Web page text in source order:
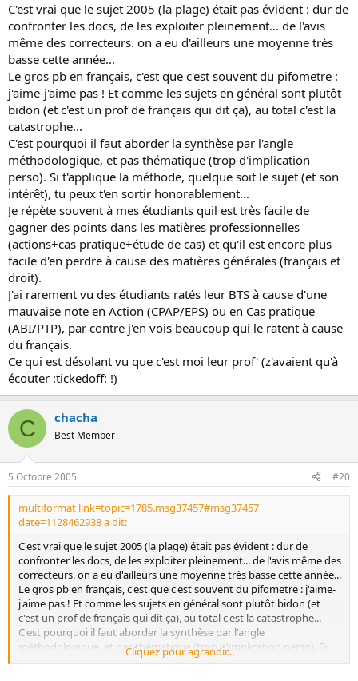
C'est vrai que le sujet 2005 (la plage) était pas évident : dur de
confronter les docs, de les exploiter pleinement... de l'avis
même des correcteurs. on a eu d'ailleurs une moyenne très
basse cette année...
Le gros pb en français, c'est que c'est souvent du pifometre :
j'aime-j'aime pas ! Et comme les sujets en général sont plutôt
bidon (et c'est un prof de français qui dit ça), au total c'est la
catastrophe...
C'est pourquoi il faut aborder la synthèse par l'angle
méthodologique, et pas thématique (trop d'implication
perso). Si t'applique la méthode, quelque soit le sujet (et son
intérêt), tu peux t'en sortir honorablement...
Je répète souvent à mes étudiants quil est très facile de
gagner des points dans les matières professionnelles
(actions+cas pratique+étude de cas) et qu'il est encore plus
facile d'en perdre à cause des matières générales (français et
droit).
J'ai rarement vu des étudiants ratés leur BTS à cause d'une
mauvaise note en Action (CPAP/EPS) ou en Cas pratique
(ABI/PTP), par contre j'en vois beaucoup qui le ratent à cause
du français.
Ce qui est désolant vu que c'est moi leur prof' (z'avaient qu'à
écouter :tickedoff: !)
C chacha
Best Member
5 Octobre 2005 #20
multiformat link=topic=1785.msg37457#msg37457
date=1128462938 a dit:
C'est vrai que le sujet 2005 (la plage) était pas évident : dur de
confronter les docs, de les exploiter pleinement... de l'avis même des
correcteurs. on a eu d'ailleurs une moyenne très basse cette année...
Le gros pb en français, c'est que c'est souvent du pifometre : j'aime-
j'aime pas ! Et comme les sujets en général sont plutôt bidon (et
c'est un prof de français qui dit ça), au total c'est la catastrophe...
C'est pourquoi il faut aborder la synthèse par l'angle
méthodologique, et pas thématique (trop d'implication perso). Si
t'applique la méthode, quelque soit le sujet (et son intérêt), tu peux
Cliquez pour agrandir...